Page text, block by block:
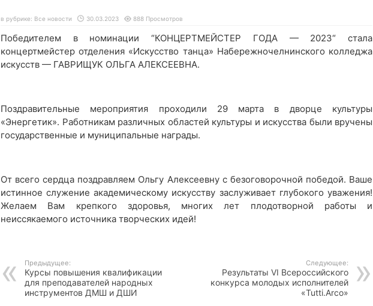
в рубрике: Все новости 30.03.2023 888 Просмотров
Победителем в номинации “КОНЦЕРТМЕЙСТЕР ГОДА — 2023“ стала
концертмейстер отделения «Искусство танца» Набережночелнинского колледжа
искусств — ГАВРИЩУК ОЛЬГА АЛЕКСЕЕВНА.
Поздравительные мероприятия проходили 29 марта в дворце культуры
«Энергетик». Работникам различных областей культуры и искусства были вручены
государственные и муниципальные награды.
От всего сердца поздравляем Ольгу Алексеевну с безоговорочной победой. Ваше
истинное служение академическому искусству заслуживает глубокого уважения!
Желаем Вам крепкого здоровья, многих лет плодотворной работы и
неиссякаемого источника творческих идей!
Предыдущее:
Курсы повышения квалификации
для преподавателей народных
инструментов ДМШ и ДШИ
Следующее:
Результаты VI Всероссийского
конкурса молодых исполнителей
«Tutti.Arco»